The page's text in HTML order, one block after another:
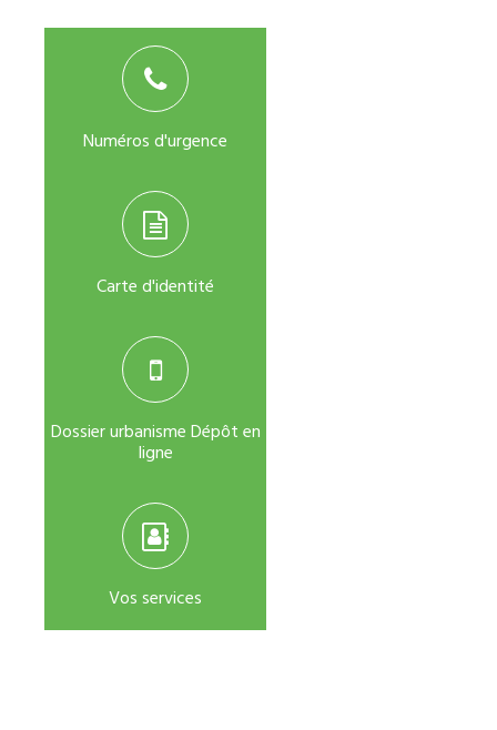
Numéros d'urgence
Carte d'identité
Dossier urbanisme Dépôt en
ligne
Vos services